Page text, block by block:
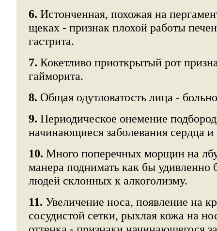
6. Истонченная, похожая на
щеках - признак плохой работы
гастрита.
7. Кокетливо приоткрытый рот
гайморита.
8. Общая одутловатость лица -
9. Периодическое онемение
начинающиеся заболевания сердца и
10. Много поперечных морщин на
манера поднимать как бы удивленно
людей склонных к алкоголизму.
11. Увеличение носа, появление на
сосудистой сетки, рыхлая кожа на